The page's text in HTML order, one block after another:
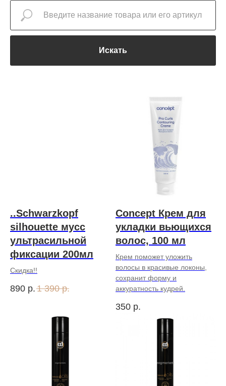
Искать
..Schwarzkopf
silhouette мусс
ультрасильной
фиксации 200мл
Скидка!!
890 р. 1 390 р.
Concept Крем для
укладки вьющихся
волос, 100 мл
Крем поможет уложить
волосы в красивые локоны,
сохранит форму и
аккуратность кудрей.
350 р.